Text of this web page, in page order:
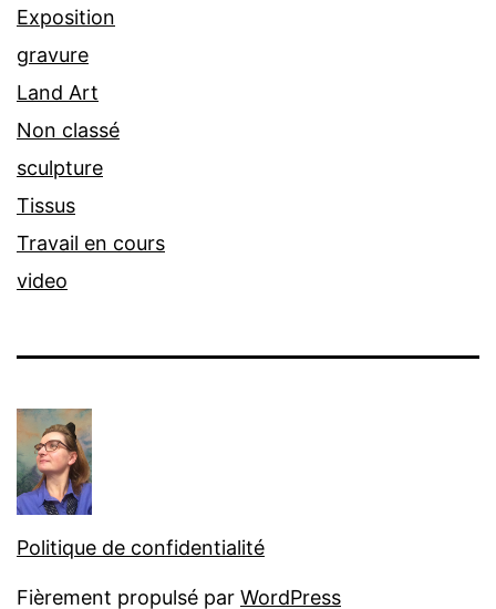
Exposition
gravure
Land Art
Non classé
sculpture
Tissus
Travail en cours
video
Politique de confidentialité
Fièrement propulsé par WordPress